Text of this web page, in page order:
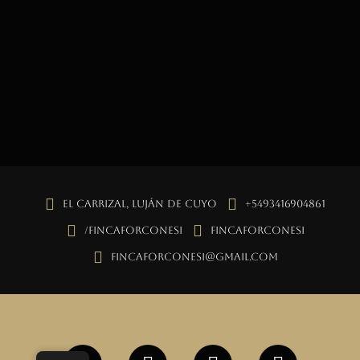
El Carrizal, Luján de Cuyo +5493416904861
/fincaforconesi fincaforconesi
fincaforconesi@gmail.com